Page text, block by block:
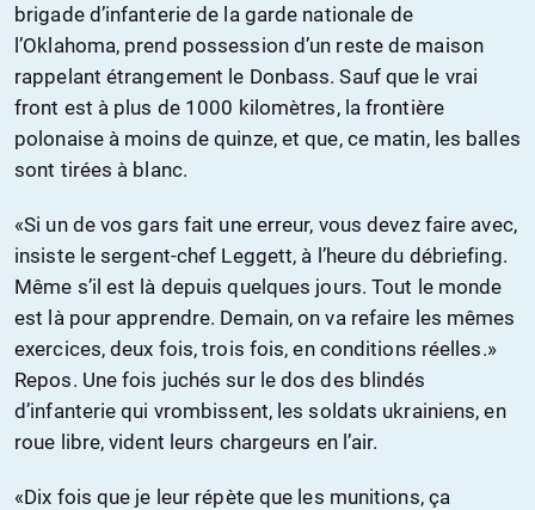
brigade d’infanterie de la garde nationale de
l’Oklahoma, prend possession d’un reste de maison
rappelant étrangement le Donbass. Sauf que le vrai
front est à plus de 1000 kilomètres, la frontière
polonaise à moins de quinze, et que, ce matin, les balles
sont tirées à blanc.
«Si un de vos gars fait une erreur, vous devez faire avec,
insiste le sergent-chef Leggett, à l’heure du débriefing.
Même s’il est là depuis quelques jours. Tout le monde
est là pour apprendre. Demain, on va refaire les mêmes
exercices, deux fois, trois fois, en conditions réelles.»
Repos. Une fois juchés sur le dos des blindés
d’infanterie qui vrombissent, les soldats ukrainiens, en
roue libre, vident leurs chargeurs en l’air.
«Dix fois que je leur répète que les munitions, ça